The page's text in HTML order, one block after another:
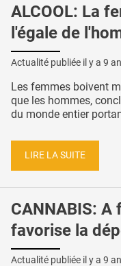
ALCOOL: La
l'égale de
Actualité publiée il y a 9
Les femmes boivent
que les hommes,
du monde entier
LIRE LA SUITE
CANNABIS: A
favorise la
Actualité publiée il y a 9